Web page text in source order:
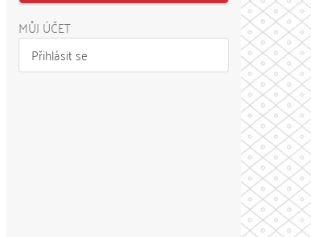
MŮJ ÚČET
Přihlásit se